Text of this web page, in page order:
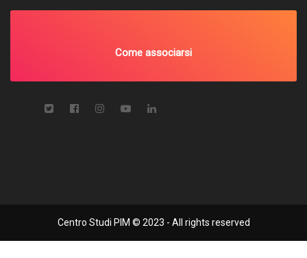
Come associarsi
Centro Studi PIM © 2023 - All rights reserved